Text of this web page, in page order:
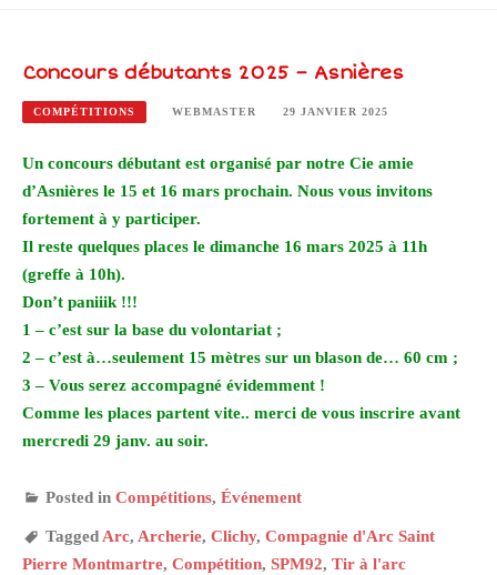
Concours débutants 2025 – Asnières
COMPÉTITIONS WEBMASTER 29 JANVIER 2025
Un concours débutant est organisé par notre Cie amie
d’Asnières le 15 et 16 mars prochain. Nous vous invitons
fortement à y participer.
Il reste quelques places le dimanche 16 mars 2025 à 11h
(greffe à 10h).
Don’t paniiik !!!
1 – c’est sur la base du volontariat ;
2 – c’est à…seulement 15 mètres sur un blason de… 60 cm ;
3 – Vous serez accompagné évidemment !
Comme les places partent vite.. merci de vous inscrire avant
mercredi 29 janv. au soir.
Posted in Compétitions, Événement
Tagged Arc, Archerie, Clichy, Compagnie d'Arc Saint
Pierre Montmartre, Compétition, SPM92, Tir à l'arc